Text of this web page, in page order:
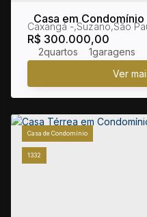
Casa em
SP no
R$ 300.000,00
Caxangá ,Suzano,São
2 1
1332
Casa de Condomínio